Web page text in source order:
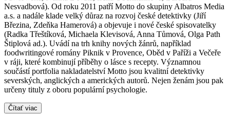
Nesvadbová). Od roku 2011 patří Motto do skupiny Albatros Media
a.s. a nadále klade velký důraz na rozvoj české detektivky (Jiří
Březina, Zdeňka Hamerová) a objevuje i nové české spisovatelky
(Radka Třeštíková, Michaela Klevisová, Anna Tůmová, Olga Path
Štiplová ad.). Uvádí na trh knihy nových žánrů, například
foodwritingové romány Piknik v Provence, Oběd v Paříži a Večeře
v ráji, které kombinují příběhy o lásce s recepty. Významnou
součástí portfolia nakladatelství Motto jsou kvalitní detektivky
severských, anglických a amerických autorů. Nejen ženám jsou pak
určeny tituly z oboru populární psychologie.
Čítať viac